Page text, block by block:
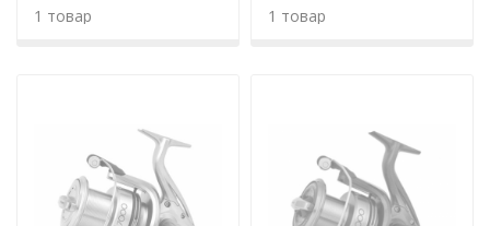
1 товар 1 товар